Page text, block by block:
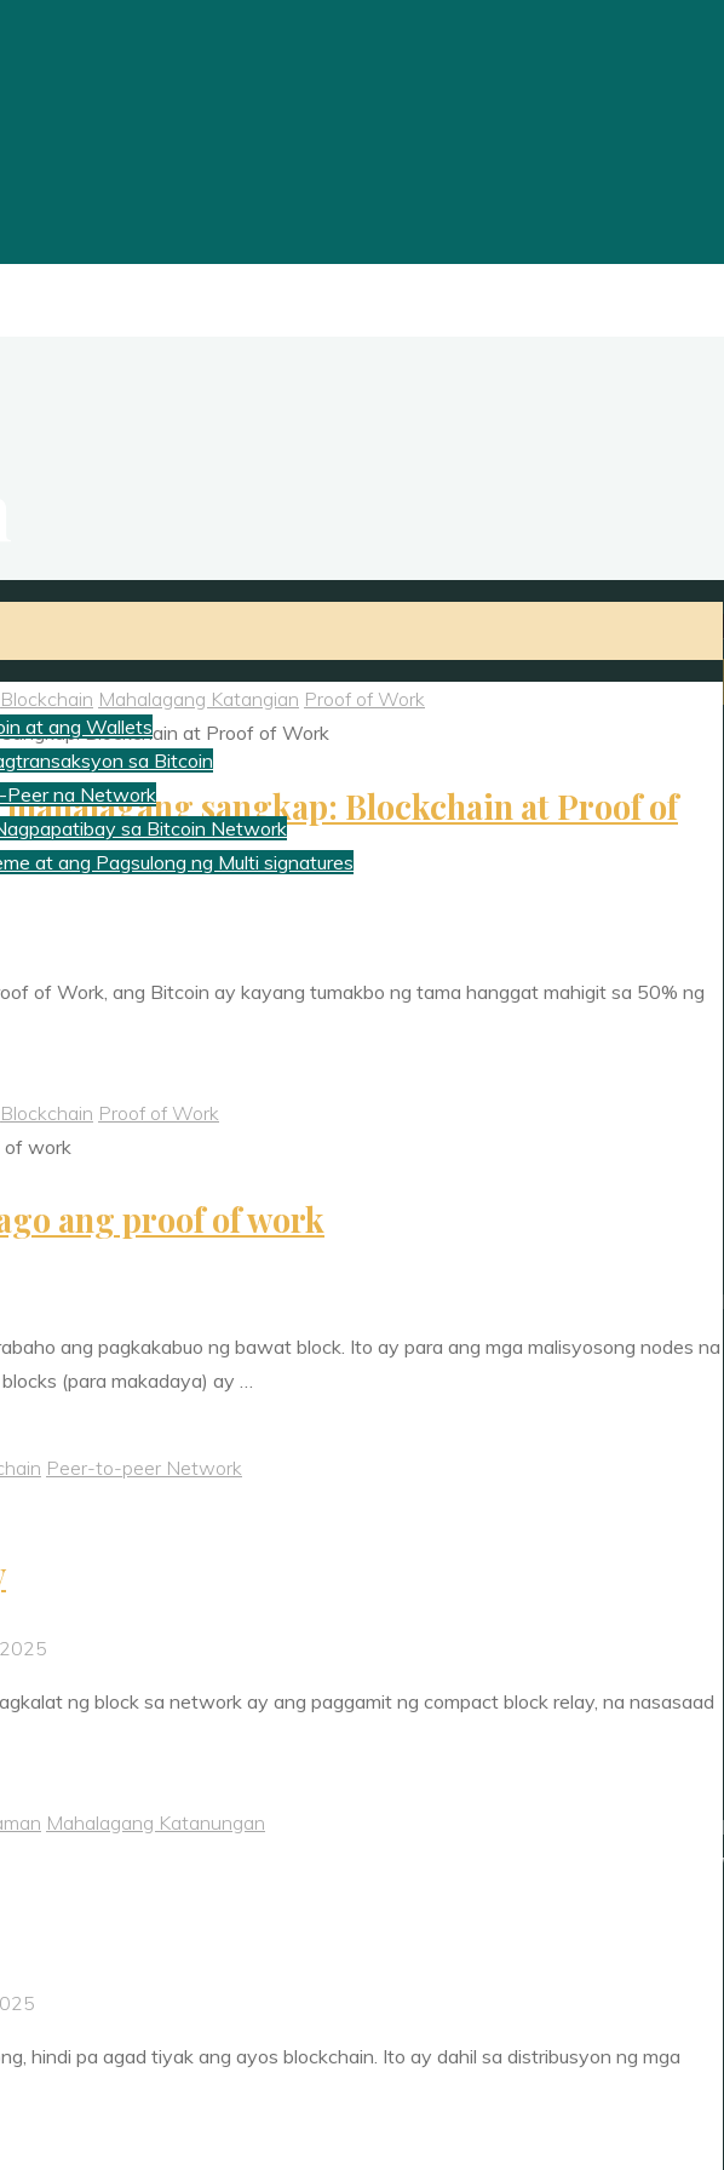
at ang Wallets
sa Bitcoin
Peer na Network
sa Bitcoin Network
at ang Pagsulong ng Multi signatures
Blockchain Mahalagang Katangian Proof of Work
sangkap: Blockchain at Proof of
of Work, ang Bitcoin ay kayang tumakbo ng tama hanggat mahigit sa 50% ng
Blockchain Proof of Work
ang proof of work
ang pagkakabuo ng bawat block. Ito ay para ang mga malisyosong nodes na
(para makadaya) ay …
Peer-to-peer Network
ng block sa network ay ang paggamit ng compact block relay, na nasasaad
Mahalagang Katanungan
hindi pa agad tiyak ang ayos blockchain. Ito ay dahil sa distribusyon ng mga